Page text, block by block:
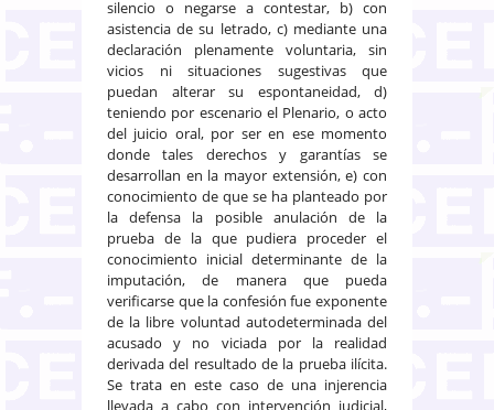
silencio o negarse a contestar, b) con
asistencia de su letrado, c) mediante una
declaración plenamente voluntaria, sin
vicios ni situaciones sugestivas que
puedan alterar su espontaneidad, d)
teniendo por escenario el Plenario, o acto
del juicio oral, por ser en ese momento
donde tales derechos y garantías se
desarrollan en la mayor extensión, e) con
conocimiento de que se ha planteado por
la defensa la posible anulación de la
prueba de la que pudiera proceder el
conocimiento inicial determinante de la
imputación, de manera que pueda
verificarse que la confesión fue exponente
de la libre voluntad autodeterminada del
acusado y no viciada por la realidad
derivada del resultado de la prueba ilícita.
Se trata en este caso de una injerencia
llevada a cabo con intervención judicial,